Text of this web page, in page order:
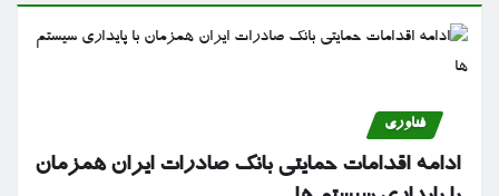
فناوری
ادامه اقدامات حمایتی بانک صادرات ایران همزمان